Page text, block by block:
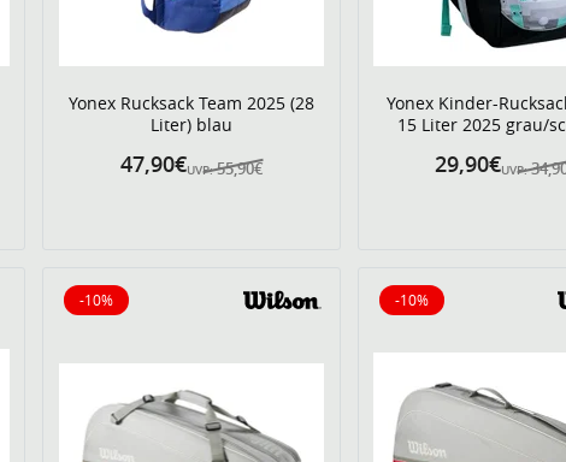
Yonex Rucksack Team 2025 (28
Liter) blau
UVP: 55,90€
47,90€
Yonex Kinder-
15 Liter 2025 grau/
UVP:
29,90€
-10%
10% reduziert
-10%
10% reduziert